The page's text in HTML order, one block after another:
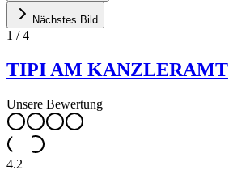
Nächstes Bild
1 /4
TIPI AM KANZLERAMT
Unsere Bewertung
4.2